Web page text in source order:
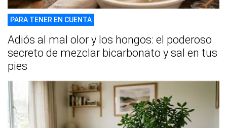
PARA TENER EN CUENTA
Adiós al mal olor y los hongos: el poderoso
secreto de mezclar bicarbonato y sal en tus
pies